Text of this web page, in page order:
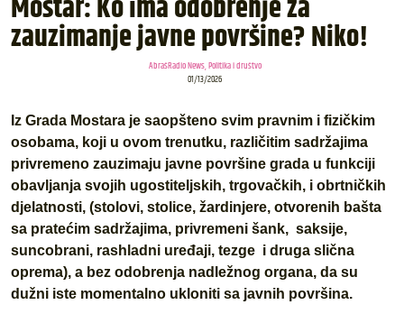
zauzimanje javne površine? Niko!
AbrašRadio News,Politika i društvo
01/13/2026
Iz Grada Mostara je saopšteno svim pravnim i fizičkim
osobama, koji u ovom trenutku, različitim sadržajima
privremeno zauzimaju javne površine grada u funkciji
obavljanja svojih ugostiteljskih, trgovačkih, i obrtničkih
djelatnosti, (stolovi, stolice, žardinjere, otvorenih bašta
sa pratećim sadržajima, privremeni šank, saksije,
suncobrani, rashladni uređaji, tezge i druga slična
oprema), a bez odobrenja nadležnog organa, da su
dužni iste momentalno ukloniti sa javnih površina.